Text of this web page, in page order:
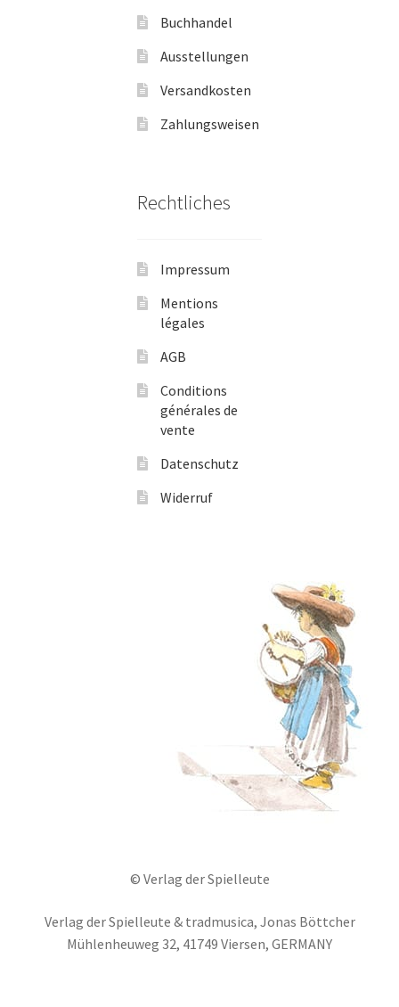
Buchhandel
Ausstellungen
Versandkosten
Zahlungsweisen
Rechtliches
Impressum
Mentions
légales
AGB
Conditions
générales de
vente
Datenschutz
Widerruf
© Verlag der Spielleute
Verlag der Spielleute & tradmusica, Jonas Böttcher
Mühlenheuweg 32, 41749 Viersen, GERMANY